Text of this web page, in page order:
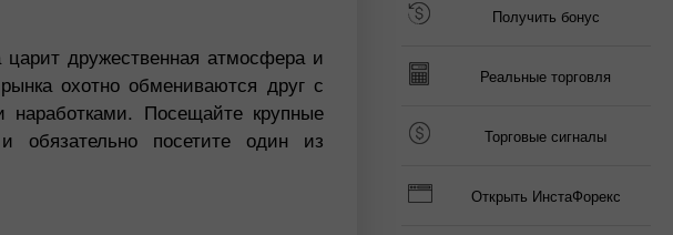
дружественная атмосфера и
охотно обмениваются друг с
Посещайте крупные
обязательно посетите один из
Получить бонус
Реальные торговля
Торговые сигналы
Открыть ИнстаФорекс